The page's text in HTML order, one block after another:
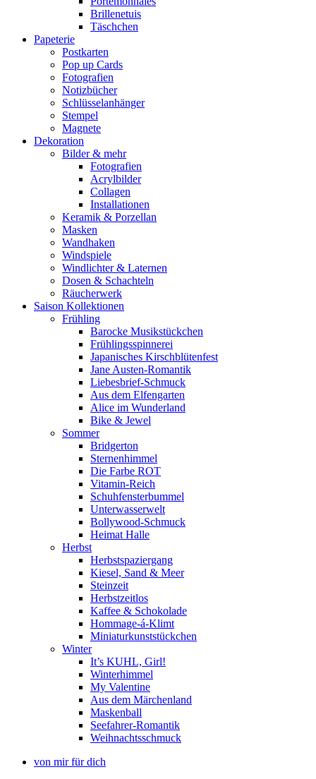
Brillenetuis
Täschchen
Papeterie
Postkarten
Pop up Cards
Fotografien
Notizbücher
Schlüsselanhänger
Stempel
Magnete
Dekoration
Bilder & mehr
Fotografien
Acrylbilder
Collagen
Installationen
Keramik & Porzellan
Masken
Wandhaken
Windspiele
Windlichter & Laternen
Dosen & Schachteln
Räucherwerk
Saison Kollektionen
Frühling
Barocke Musikstückchen
Frühlingsspinnerei
Japanisches Kirschblütenfest
Jane Austen-Romantik
Liebesbrief-Schmuck
Aus dem Elfengarten
Alice im Wunderland
Bike & Jewel
Sommer
Bridgerton
Sternenhimmel
Die Farbe ROT
Vitamin-Reich
Schuhfensterbummel
Unterwasserwelt
Bollywood-Schmuck
Heimat Halle
Herbst
Herbstspaziergang
Kiesel, Sand & Meer
Steinzeit
Herbstzeitlos
Kaffee & Schokolade
Hommage-á-Klimt
Miniaturkunststückchen
Winter
It’s KUHL, Girl!
Winterhimmel
My Valentine
Aus dem Märchenland
Maskenball
Seefahrer-Romantik
Weihnachtsschmuck
von mir für dich